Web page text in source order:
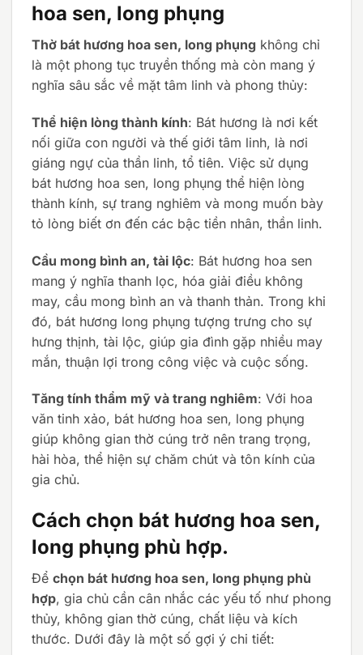
hoa sen, long phụng
Thờ bát hương hoa sen, long phụng không chỉ
là một phong tục truyền thống mà còn mang ý
nghĩa sâu sắc về mặt tâm linh và phong thủy:
Thể hiện lòng thành kính: Bát hương là nơi kết
nối giữa con người và thế giới tâm linh, là nơi
giáng ngự của thần linh, tổ tiên. Việc sử dụng
bát hương hoa sen, long phụng thể hiện lòng
thành kính, sự trang nghiêm và mong muốn bày
tỏ lòng biết ơn đến các bậc tiền nhân, thần linh.
Cầu mong bình an, tài lộc: Bát hương hoa sen
mang ý nghĩa thanh lọc, hóa giải điều không
may, cầu mong bình an và thanh thản. Trong khi
đó, bát hương long phụng tượng trưng cho sự
hưng thịnh, tài lộc, giúp gia đình gặp nhiều may
mắn, thuận lợi trong công việc và cuộc sống.
Tăng tính thẩm mỹ và trang nghiêm: Với hoa
văn tinh xảo, bát hương hoa sen, long phụng
giúp không gian thờ cúng trở nên trang trọng,
hài hòa, thể hiện sự chăm chút và tôn kính của
gia chủ.
Cách chọn bát hương hoa sen,
long phụng phù hợp.
Để chọn bát hương hoa sen, long phụng phù
hợp, gia chủ cần cân nhắc các yếu tố như phong
thủy, không gian thờ cúng, chất liệu và kích
thước. Dưới đây là một số gợi ý chi tiết: